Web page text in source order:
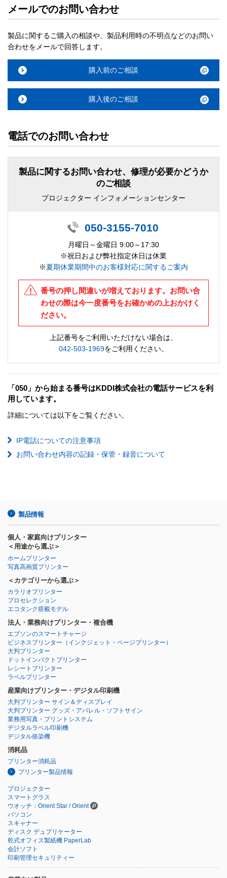
メールでのお問い合わせ
製品に関するご購入の相談や、製品利用時の不明点などのお問い
合わせをメールで回答します。
購入前のご相談
購入後のご相談
電話でのお問い合わせ
製品に関するお問い合わせ、修理が必要かどうか
のご相談
プロジェクター インフォメーションセンター
050-3155-7010
月曜日～金曜日 9:00～17:30
※祝日および弊社指定休日は休業
※夏期休業期間中のお客様対応に関するご案内
番号の押し間違いが増えております。お問い合
わせの際は今一度番号をお確かめの上おかけく
ださい。
上記番号をご利用いただけない場合は、
042-503-1969をご利用ください。
「050」から始まる番号はKDDI株式会社の電話サービスを利
用しています。
詳細については以下をご覧ください。
IP電話についての注意事項
お問い合わせ内容の記録・保管・録音について
製品情報
個人・家庭向けプリンター
＜用途から選ぶ＞
ホームプリンター
写真高画質プリンター
＜カテゴリーから選ぶ＞
カラリオプリンター
プロセレクション
エコタンク搭載モデル
法人・業務向けプリンター・複合機
エプソンのスマートチャージ
ビジネスプリンター （インクジェット・ページプリンター）
大判プリンター
ドットインパクトプリンター
レシートプリンター
ラベルプリンター
産業向けプリンター・デジタル印刷機
大判プリンター サイン＆ディスプレイ
大判プリンター グッズ・アパレル・ソフトサイン
業務用写真・プリントシステム
デジタルラベル印刷機
デジタル捺染機
消耗品
プリンター消耗品
プリンター製品情報
プロジェクター
スマートグラス
ウオッチ：Orient Star / Orient
パソコン
スキャナー
ディスク デュプリケーター
乾式オフィス製紙機 PaperLab
会計ソフト
印刷管理セキュリティー